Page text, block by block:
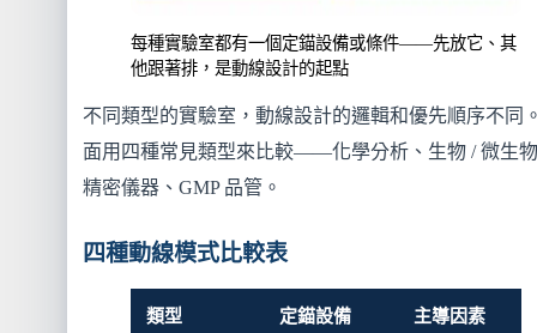
每種實驗室都有一個定錨設備或條件——先放它、其
他跟著排，是動線設計的起點
不同類型的實驗室，動線設計的邏輯和優先順序不同
面用四種常見類型來比較——化學分析、生物 / 微生
精密儀器、GMP 品管。
四種動線模式比較表
類型 定錨設備 主導因素